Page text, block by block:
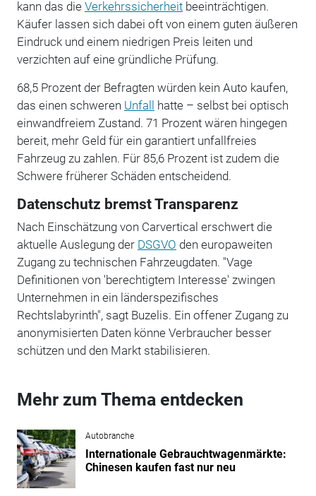
kann das die Verkehrssicherheitbeeinträchtigen.
Käufer lassen sich dabei oft von einem guten äußeren
Eindruck und einem niedrigen Preis leiten und
verzichten auf eine gründliche Prüfung.
68,5 Prozent der Befragten würden kein Auto kaufen,
das einen schweren Unfall hatte – selbst bei optisch
einwandfreiem Zustand. 71 Prozent wären hingegen
bereit, mehr Geld für ein garantiert unfallfreies
Fahrzeug zu zahlen. Für 85,6 Prozent ist zudem die
Schwere früherer Schäden entscheidend.
Datenschutz bremst Transparenz
Nach Einschätzung von Carvertical erschwert die
aktuelle Auslegung der DSGVO den europaweiten
Zugang zu technischen Fahrzeugdaten. "Vage
Definitionen von 'berechtigtem Interesse' zwingen
Unternehmen in ein länderspezifisches
Rechtslabyrinth", sagt Buzelis. Ein offener Zugang zu
anonymisierten Daten könne Verbraucher besser
schützen und den Markt stabilisieren.
Mehr zum Thema entdecken
Autobranche
Internationale Gebrauchtwagenmärkte:
Chinesen kaufen fast nur neu